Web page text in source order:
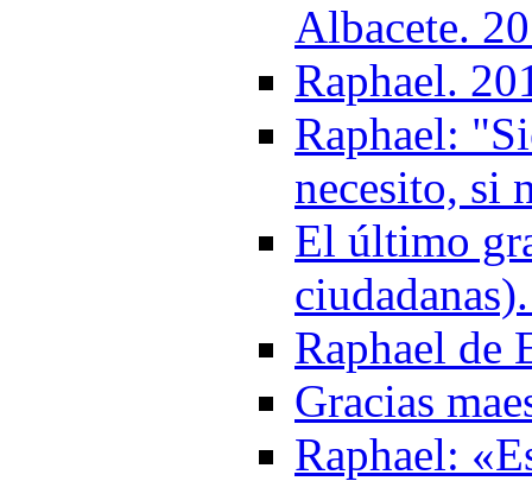
Albacete.
Raphael.
Raphael:
necesito, si
El último
Raphael de
Gracias
Raphael: